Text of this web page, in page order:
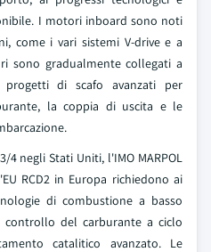
I motori inboard sono noti
come i vari sistemi V-drive e a
sono gradualmente collegati a
progetti di scafo avanzati per
la coppia di uscita e le
4 negli Stati Uniti, l'IMO MARPOL
RCD2 in Europa richiedono ai
di combustione a basso
del carburante a ciclo
catalitico avanzato. Le